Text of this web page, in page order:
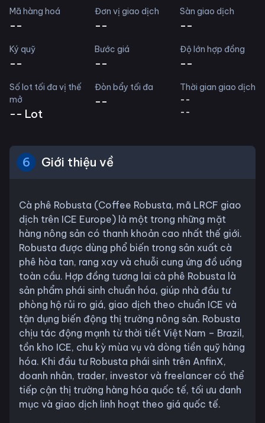
Mã hàng hoá
--
Đơn vị giao dịch
--
Sàn giao dịch
--
Ký quỹ
--
Bước giá
--
Độ lớn hợp đồng
--
Số lot tối đa vị thế
mở
-- Lot
Đòn bẩy tối đa
--
Thời gian giao dịch
--
--
6 Giới thiệu về
Cà phê Robusta (Coffee Robusta, mã LRCF giao
dịch trên ICE Europe) là một trong những mặt
hàng nông sản có thanh khoản cao nhất thế giới.
Robusta được dùng phổ biến trong sản xuất cà
phê hòa tan, rang xay và chuỗi cung ứng đồ uống
toàn cầu. Hợp đồng tương lai cà phê Robusta là
sản phẩm phái sinh chuẩn hóa, giúp nhà đầu tư
phòng hộ rủi ro giá, giao dịch theo chuẩn ICE và
tận dụng biến động thị trường nông sản. Robusta
chịu tác động mạnh từ thời tiết Việt Nam – Brazil,
tồn kho ICE, chu kỳ mùa vụ và dòng tiền quỹ hàng
hóa. Khi đầu tư Robusta phái sinh trên AnfinX,
doanh nhân, trader, investor và freelancer có thể
tiếp cận thị trường hàng hóa quốc tế, tối ưu danh
mục và giao dịch linh hoạt theo giá quốc tế.